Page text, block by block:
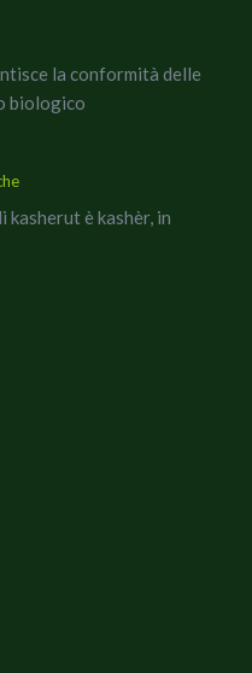
la conformità delle
biologico
kasherut è kashèr, in